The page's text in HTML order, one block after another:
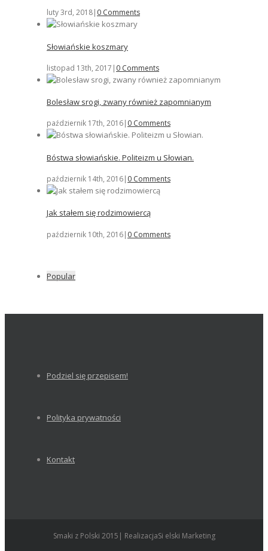
luty 3rd, 2018| 0 Comments
Słowiańskie koszmary
listopad 13th, 2017 | 0 Comments
Bolesław srogi, zwany również zapomnianym
październik 17th, 2016| 0 Comments
Bóstwa słowiańskie. Politeizm u Słowian.
październik 14th, 2016| 0 Comments
Jak stałem się rodzimowiercą
październik 10th, 2016| 0 Comments
Popular
Podziel się przepisem!
Polityka prywatności
Kontakt
Smaki z Polski 2015| RealizacjaSi elski Marketing